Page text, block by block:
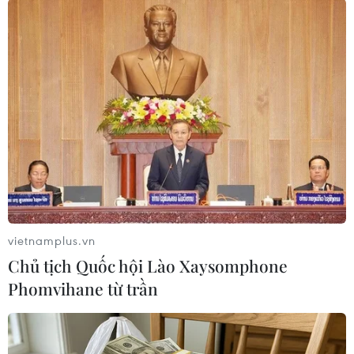
#núi Hải Vân
#khu nghỉ dưỡng
#doanh nghiệp nước ngoài
#tung tin thất thiệt
TP. Huế
Theo dõi VietnamPlus
TIN LIÊN QUAN
vietnamplus.vn
Chủ tịch Quốc hội Lào Xaysomphone
Phomvihane từ trần